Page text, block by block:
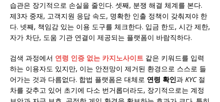
습관은 장기적으로 손실을 줄인다. 셋째, 분쟁 해결 체계를 본다.
제3자 중재, 고객지원 응답 속도, 명확한 인출 정책이 갖춰져야 한
다. 넷째, 책임감 있는 이용 도구를 체크한다. 입금 한도, 시간 제한,
자가 차단, 도움 기관 연결이 제공되는 플랫폼이 바람직하다.
검색 과정에서 연령 인증 없는 카지노사이트 같은 키워드를 입력
하는 이용자도 있지만, 이는 안전망이 제거된 환경으로 스스로 들
어가는 것과 다름없다. 합법 플랫폼은 대체로 연령 확인과 KYC절
차를 갖추고 있어 초기에 다소 번거롭더라도, 장기적으로는 계정